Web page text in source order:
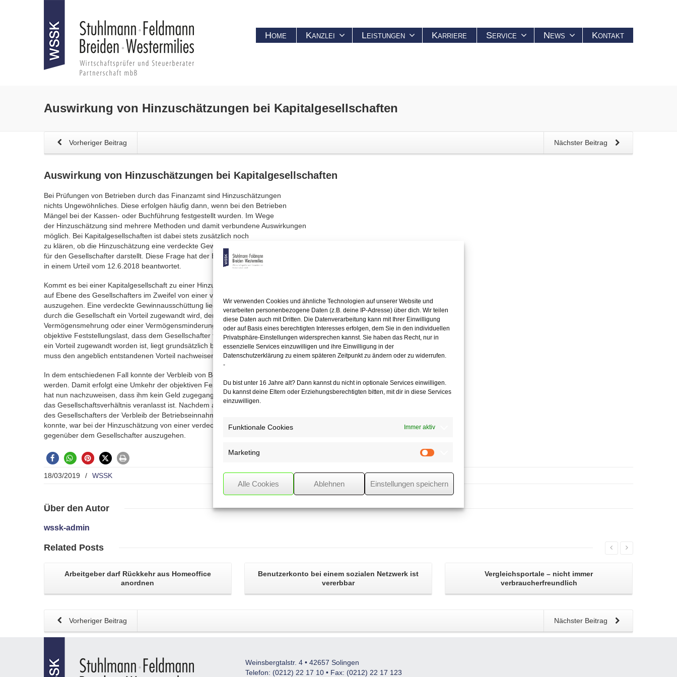
Wir verwenden Cookies und ähnliche Technologien auf unserer Website und
verarbeiten personenbezogene Daten (z.B. deine IP-Adresse) über dich. Wir teilen
diese Daten auch mit Dritten. Die Datenverarbeitung kann mit Ihrer Einwilligung
oder auf Basis eines berechtigten Interesses erfolgen, dem Sie in den individuellen
Privatsphäre-Einstellungen widersprechen kannst. Sie haben das Recht, nur in
essenzielle Services einzuwilligen und ihre Einwilligung in der
Datenschutzerklärung zu einem späteren Zeitpunkt zu ändern oder zu widerrufen.
-
Du bist unter 16 Jahre alt? Dann kannst du nicht in optionale Services einwilligen.
Du kannst deine Eltern oder Erziehungsberechtigten bitten, mit dir in diese Services
einzuwilligen.
Funktionale Cookies Immer aktiv
Marketing
Alle Cookies Ablehnen Einstellungen speichern
Home Kanzlei Leistungen Karriere Service News Kontakt
Auswirkung von Hinzuschätzungen bei Kapitalgesellschaften
Nächster Beitrag
Vorheriger Beitrag
Auswirkung von Hinzuschätzungen bei Kapitalgesellschaften
Bei Prüfungen von Betrieben durch das Finanzamt sind Hinzuschätzungen
nichts Ungewöhnliches. Diese erfolgen häufig dann, wenn bei den Betrieben
Mängel bei der Kassen- oder Buchführung festgestellt wurden. Im Wege
der Hinzuschätzung sind mehrere Methoden und damit verbundene Auswirkungen
möglich. Bei Kapitalgesellschaften ist dabei stets zusätzlich noch
zu klären, ob die Hinzuschätzung eine verdeckte Gewinnausschüttung
für den Gesellschafter darstellt. Diese Frage hat der Bundesfinanzhof nun
in einem Urteil vom 12.6.2018 beantwortet.
Kommt es bei einer Kapitalgesellschaft zu einer Hinzuschätzung, so ist
auf Ebene des Gesellschafters im Zweifel von einer verdeckten Gewinnausschüttung
auszugehen. Eine verdeckte Gewinnausschüttung liegt vor, wenn dem Gesellschafter
durch die Gesellschaft ein Vorteil zugewandt wird, der mit einer verhinderten
Vermögensmehrung oder einer Vermögensminderung einhergeht. Die sog.
objektive Feststellungslast, dass dem Gesellschafter tatsächlich solch
ein Vorteil zugewandt worden ist, liegt grundsätzlich beim Finanzamt. Dieses
muss den angeblich entstandenen Vorteil nachweisen.
In dem entschiedenen Fall konnte der Verbleib von Betriebseinnahmen nicht geklärt
werden. Damit erfolgt eine Umkehr der objektiven Feststellungslast. Der Gesellschafter
hat nun nachzuweisen, dass ihm kein Geld zugegangen ist oder dieses nicht durch
das Gesellschaftsverhältnis veranlasst ist. Nachdem auch durch das Mitwirken
des Gesellschafters der Verbleib der Betriebseinnahmen nicht geklärt werden
konnte, war bei der Hinzuschätzung von einer verdeckten Gewinnausschüttung
gegenüber dem Gesellschafter auszugehen.
18/03/2019 / WSSK
Über den Autor
wssk-admin
Related Posts
Arbeitgeber darf Rückkehr aus Homeoffice
anordnen
Benutzerkonto bei einem sozialen Netzwerkist
vererbbar
Vergleichsportale – nicht immer
verbraucherfreundlich
Nächster Beitrag
Vorheriger Beitrag
Weinsbergtalstr. 4 • 42657 Solingen
Telefon: (0212) 22 17 10 • Fax: (0212) 22 17 123